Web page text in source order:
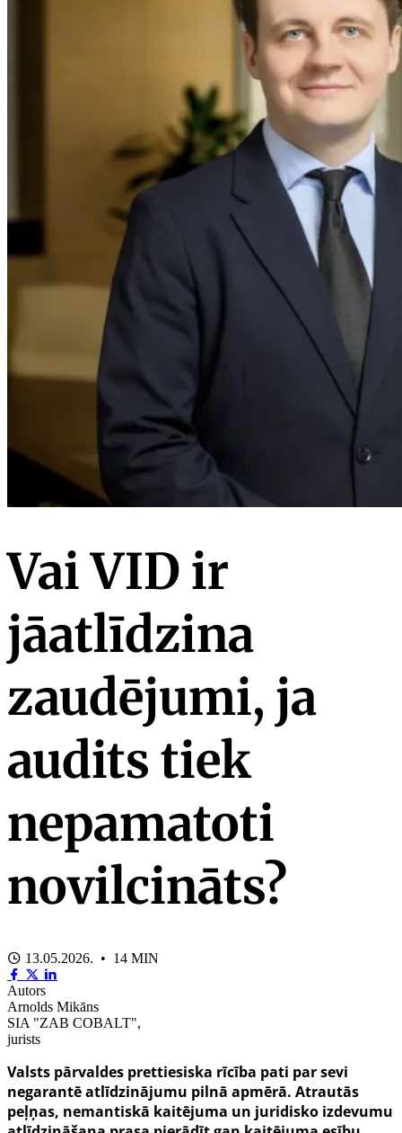
Vai VID ir
jāatlīdzina
zaudējumi, ja
audits tiek
nepamatoti
novilcināts?
13.05.2026. • 14 MIN
Autors
Arnolds Mikāns
SIA "ZAB COBALT",
jurists
Valsts pārvaldes prettiesiska rīcība pati par sevi
negarantē atlīdzinājumu pilnā apmērā. Atrautās
peļņas, nemantiskā kaitējuma un juridisko izdevumu